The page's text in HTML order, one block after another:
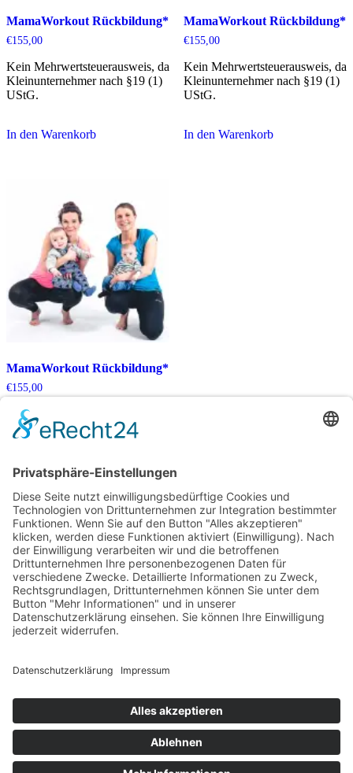
MamaWorkout Rückbildung*
€155,00
Kein Mehrwertsteuerausweis, da
Kleinunternehmer nach §19 (1)
UStG.
In den Warenkorb
MamaWorkout Rückbildung*
€155,00
Kein Mehrwertsteuerausweis, da
Kleinunternehmer nach §19 (1)
UStG.
In den Warenkorb
MamaWorkout Rückbildung*
€155,00
Kein Mehrwertsteuerausweis, da
Kleinunternehmer nach §19 (1)
UStG.
In den Warenkorb
Startseite
Impressum
Datenschutzerklärung
Barrierefreiheitserklärung
Vertrag widerrufen
AGB
Zahlung & Versand
Startseite
Datenschutzerklärung
Barrierefreiheitserklärung
Vertrag widerrufen
Zahlung & Versand